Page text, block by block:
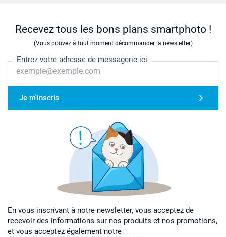
Recevez tous les bons plans smartphoto !
(Vous pouvez à tout moment décommander la newsletter)
Entrez votre adresse de messagerie ici
Je m'inscris
En vous inscrivant à notre newsletter, vous acceptez de
recevoir des informations sur nos produits et nos promotions,
et vous acceptez également notre